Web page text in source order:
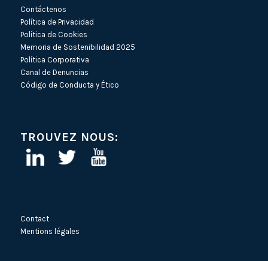
Contáctenos
Política de Privacidad
Política de Cookies
Memoria de Sostenibilidad 2025
Política Corporativa
Canal de Denuncias
Código de Conducta y Ético
TROUVEZ NOUS:
Contact
Mentions légales